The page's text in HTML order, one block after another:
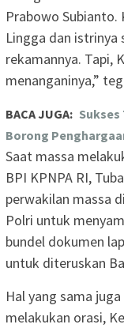
Prabowo Subianto.
Lingga dan istrinya
rekamannya. Tapi,
menanganinya,”
BACA JUGA:
Borong
Saat massa
BPI KPNPA RI,
perwakilan massa
Polri untuk
bundel dokumen
untuk diteruskan
Hal yang sama
melakukan orasi,